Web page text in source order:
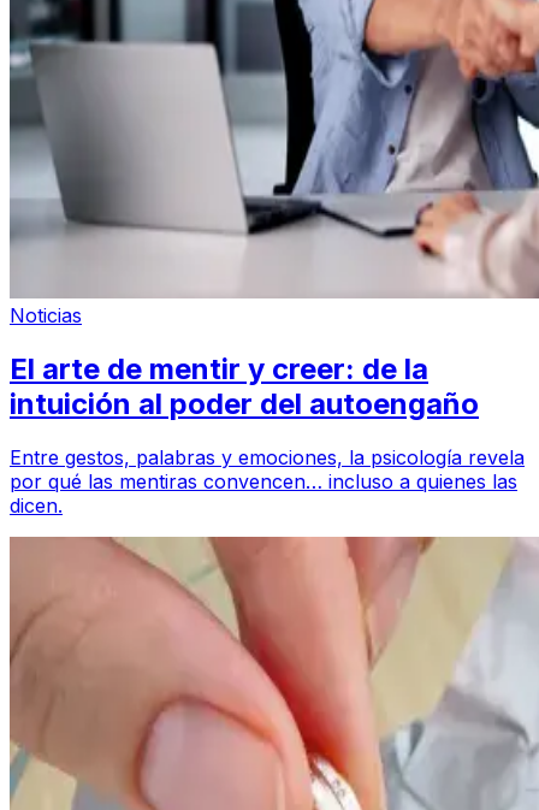
Noticias
El arte de mentir y creer: de la
intuición al poder del autoengaño
Entre gestos, palabras y emociones, la psicología revela
por qué las mentiras convencen… incluso a quienes las
dicen.